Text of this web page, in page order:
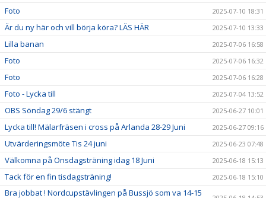
Foto 2025-07-10 18:31
Är du ny här och vill börja köra? LÄS HÄR 2025-07-10 13:33
Lilla banan 2025-07-06 16:58
Foto 2025-07-06 16:32
Foto 2025-07-06 16:28
Foto - Lycka till 2025-07-04 13:52
OBS Söndag 29/6 stängt 2025-06-27 10:01
Lycka till! Mälarfräsen i cross på Arlanda 28-29 Juni 2025-06-27 09:16
Utvärderingsmöte Tis 24 juni 2025-06-23 07:48
Välkomna på Onsdagsträning idag 18 Juni 2025-06-18 15:13
Tack för en fin tisdagsträning! 2025-06-18 15:10
Bra jobbat ! Nordcupstävlingen på Bussjö som va 14-15